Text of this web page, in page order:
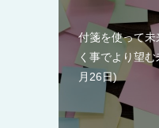
付箋を使って
く事でより望む
月26日